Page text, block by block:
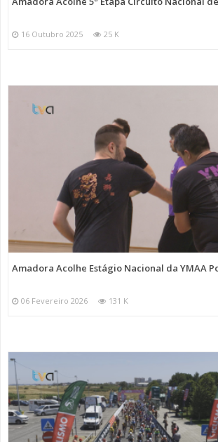
16 Outubro 2025 25 K
Amadora Acolhe Estágio Nacional da YMAA
06 Fevereiro 2026 131 K